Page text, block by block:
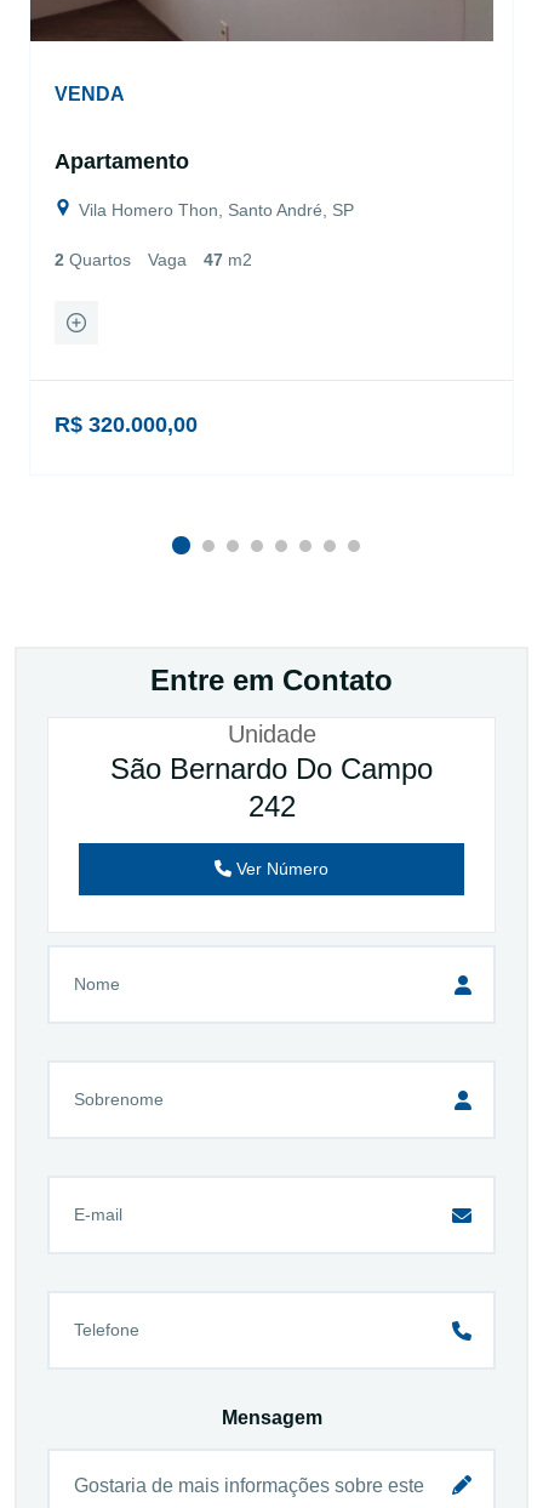
VENDA
Apartamento
Vila Homero Thon, Santo André, SP
2 Quartos Vaga 47 m2
R$ 320.000,00
Entre em Contato
Unidade
São Bernardo Do Campo
242
Ver Número
Mensagem